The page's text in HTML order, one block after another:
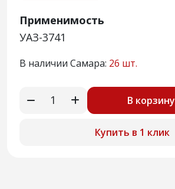
Применимость
УАЗ-3741
В наличии Самара: 26 шт.
В корзину
Купить в 1 клик